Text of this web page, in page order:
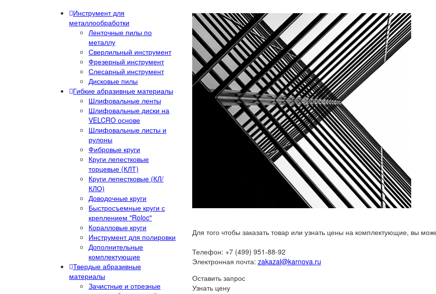
Инструмент для
металлообработки
Ленточные пилы по
металлу
Сверлильный инструмент
Фрезерный инструмент
Слесарный инструмент
Дисковые пилы
Гибкие абразивные материалы
Шлифовальные ленты
Шлифовальные диски на
VELCRO основе
Шлифовальные листы и
рулоны
Фибровые круги
Круги лепестковые
торцевые (КЛТ)
Круги лепестковые (КЛ/
КЛО)
Доводочные круги
Быстросъемные круги с
креплением "Roloc"
Коралловые круги
Инструмент для полировки
Дополнительные
комплектующие
Твердые абразивные
материалы
Зачистные и отрезные
Для того чтобы заказать товар или узнать цены на комплектующие, вы
Телефон: +7 (499) 951-88-92
Электронная почта: zakazal@karnova.ru
Оставить запрос
Узнать цену